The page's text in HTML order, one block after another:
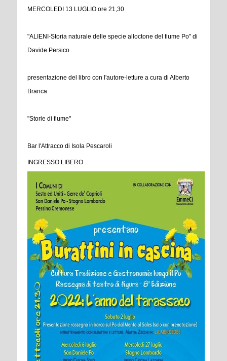
MERCOLEDI 13 LUGLIO ore 21,30
"ALIENI-Storia naturale delle specie alloctone del fiume Po" di
Davide Persico
presentazione del libro con l'autore-letture a cura di Alberto
Branca
"Storie di fiume"
Bar l'Attracco di Isola Pescaroli
INGRESSO LIBERO